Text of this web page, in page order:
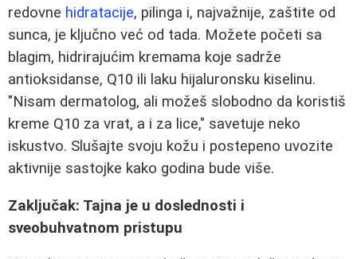
redovne hidratacije, pilinga i, najvažnije, zaštite od
sunca, je ključno već od tada. Možete početi sa
blagim, hidrirajućim kremama koje sadrže
antioksidanse, Q10 ili laku hijaluronsku kiselinu.
"Nisam dermatolog, ali možeš slobodno da koristiš
kreme Q10 za vrat, a i za lice," savetuje neko
iskustvo. Slušajte svoju kožu i postepeno uvozite
aktivnije sastojke kako godina bude više.
Zaključak: Tajna je u doslednosti i
sveobuhvatnom pristupu